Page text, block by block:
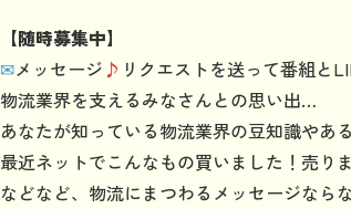
【随時募集中】
✉メッセージ♪ リクエストを送って番組と
物流業界を支えるみなさんとの思い出…
あなたが知っている物流業界の豆知識やあ
最近ネットでこんなもの買いました！売り
などなど、物流にまつわるメッセージなら